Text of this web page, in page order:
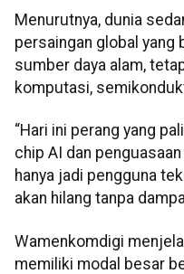
Menurutnya, dunia
persaingan global yang
sumber daya alam,
komputasi,
“Hari ini perang yang
chip AI dan
hanya jadi pengguna
akan hilang tanpa
Wamenkomdigi
memiliki modal besar